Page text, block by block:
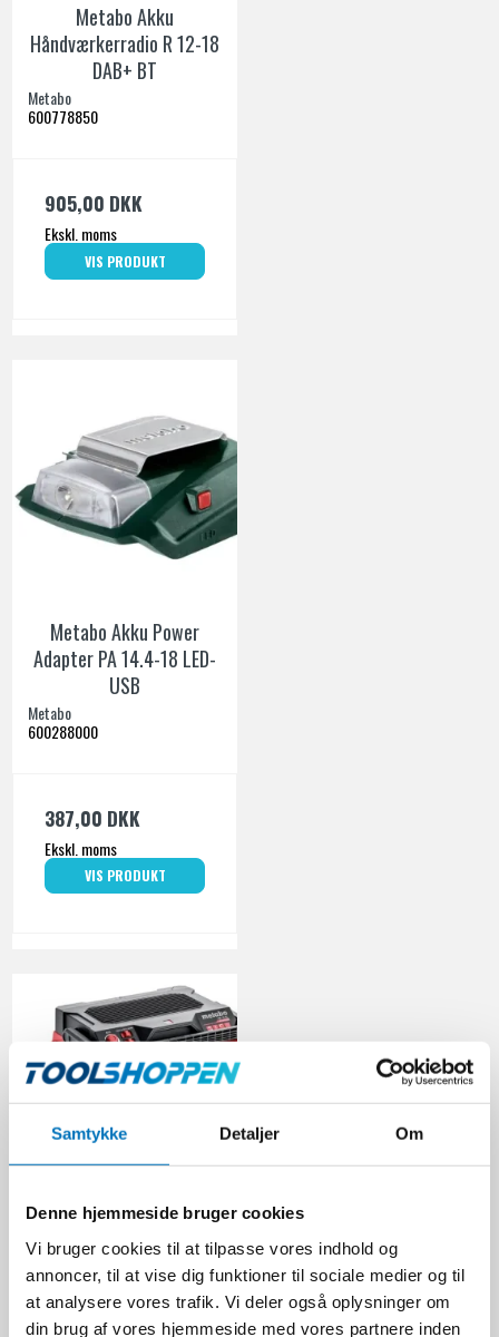
Samtykke Detaljer Om
Denne hjemmeside bruger cookies
Vi bruger cookies til at tilpasse vores indhold og
annoncer, til at vise dig funktioner til sociale medier og til
at analysere vores trafik. Vi deler også oplysninger om
din brug af vores hjemmeside med vores partnere inden
Metabo Akku
Håndværkerradio R 12-18
DAB+ BT
Metabo
600778850
905,00 DKK
Ekskl. moms
VIS PRODUKT
Metabo Akku Power
Adapter PA 14.4-18 LED-
USB
Metabo
600288000
387,00 DKK
Ekskl. moms
VIS PRODUKT
Metabo Akku Køleboks KB
18 BL
Metabo
600791850